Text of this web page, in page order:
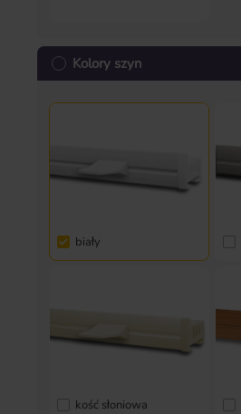
Kolory szyn
biały
kość słoniowa